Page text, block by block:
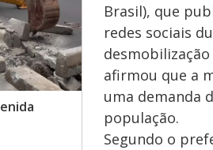
Brasil), que
redes sociais
afirmou que a
uma demanda
população.
Segundo o